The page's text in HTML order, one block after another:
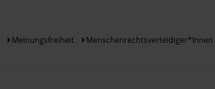
Meinungsfreiheit Menschenrechtsverteidiger*innen